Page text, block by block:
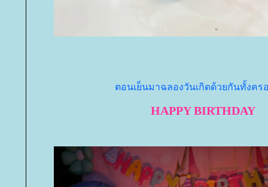
ตอนเย็นมาฉลองวันเกิดด้วยกันทั้งคร
HAPPY BIRTHDAY